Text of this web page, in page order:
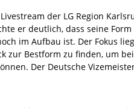
der LG Region
er deutlich, dass seine
im Aufbau ist. Der Fokus
zur Bestform zu finden, um
Der Deutsche